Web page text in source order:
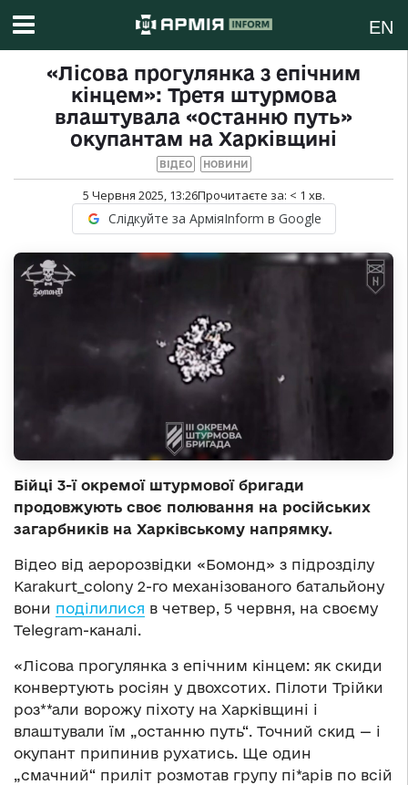
EN
«Лісова прогулянка з епічним
кінцем»: Третя штурмова
влаштувала «останню путь»
окупантам на Харківщині
ВІДЕО НОВИНИ
5 Червня 2025, 13:26Прочитаєте за: < 1 хв.
Слідкуйте за АрміяInform в Google
Бійці 3-ї окремої штурмової бригади
продовжують своє полювання на російських
загарбників на Харківському напрямку.
Відео від аеророзвідки «Бомонд» з підрозділу
Karakurt_colony 2-го механізованого батальйону
вони поділилися в четвер, 5 червня, на своєму
Telegram-каналі.
«Лісова прогулянка з епічним кінцем: як скиди
конвертують росіян у двохсотих. Пілоти Трійки
роз**али ворожу піхоту на Харківщині і
влаштували їм „останню путь“. Точний скид — і
окупант припинив рухатись. Ще один
„смачний“ приліт розмотав групу пі*арів по всій